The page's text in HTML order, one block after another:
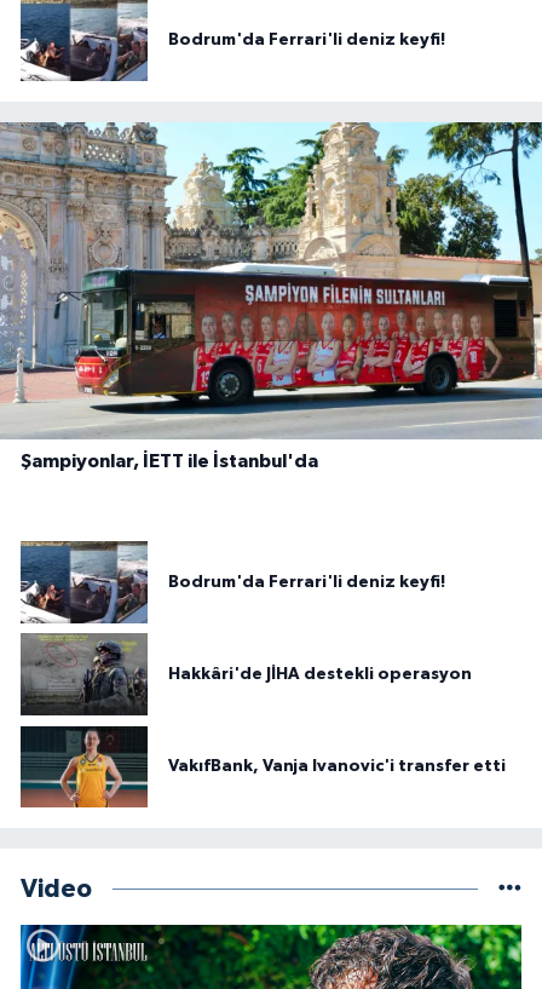
Bodrum'da Ferrari'li deniz keyfi!
Şampiyonlar, İETT ile İstanbul'da
Bodrum'da Ferrari'li deniz keyfi!
Hakkâri'de JİHA destekli operasyon
VakıfBank, Vanja Ivanovic'i transfer etti
Video